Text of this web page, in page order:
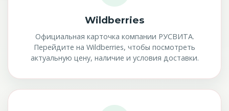
Wildberries
Официальная карточка компании РУСВИТА.
Перейдите на Wildberries, чтобы посмотреть
актуальную цену, наличие и условия доставки.